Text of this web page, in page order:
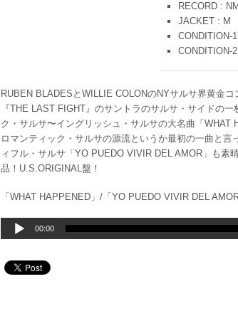
RECORD : NM
JACKET : M
CONDITION-
CONDITION-
RUBEN BLADESとWILLIE COLONのNYサルサ界黄金
『THE LAST FIGHT』のサントラのサルサ・サイドの
ク・サルサ〜イングリッシュ・サルサの大名曲「WHAT
ロマンティック・サルサの源流というか最初の一曲と
ィフル・サルサ「YO PUEDO VIVIR DEL AMOR」も素
品！U.S.ORIGINAL盤！
「WHAT HAPPENED」/「YO PUEDO VIVIR DEL AMOR
声
レ
00:00